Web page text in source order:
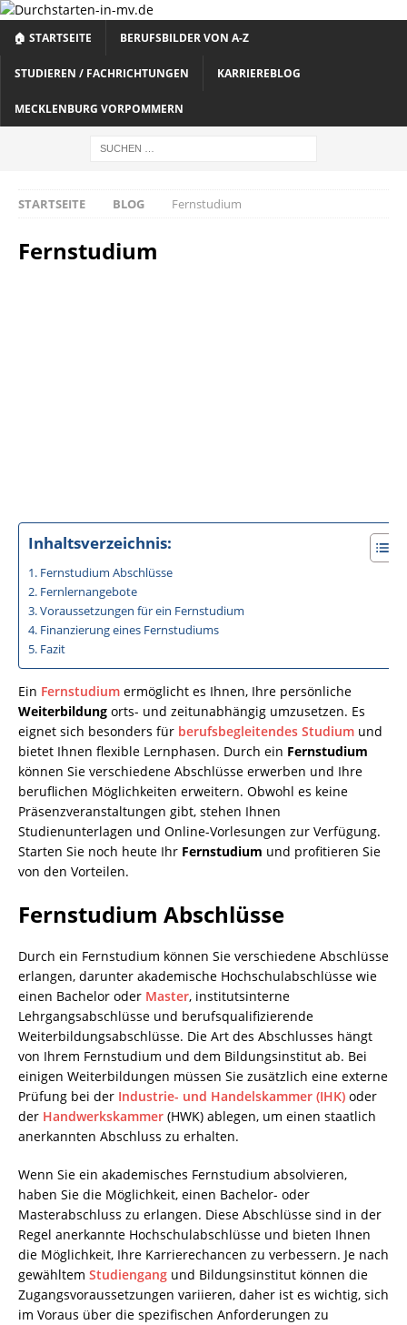
🏠 STARTSEITE BERUFSBILDER VON A-Z
STUDIEREN / FACHRICHTUNGEN KARRIEREBLOG
MECKLENBURG VORPOMMERN
STARTSEITE BLOG Fernstudium
Fernstudium
Inhaltsverzeichnis:
Fernstudium Abschlüsse
Fernlernangebote
Voraussetzungen für ein Fernstudium
Finanzierung eines Fernstudiums
Fazit
Ein Fernstudium ermöglicht es Ihnen, Ihre persönliche
Weiterbildung orts- und zeitunabhängig umzusetzen. Es
eignet sich besonders für berufsbegleitendes Studium und
bietet Ihnen flexible Lernphasen. Durch ein Fernstudium
können Sie verschiedene Abschlüsse erwerben und Ihre
beruflichen Möglichkeiten erweitern. Obwohl es keine
Präsenzveranstaltungen gibt, stehen Ihnen
Studienunterlagen und Online-Vorlesungen zur Verfügung.
Starten Sie noch heute Ihr Fernstudium und profitieren Sie
von den Vorteilen.
Fernstudium Abschlüsse
Durch ein Fernstudium können Sie verschiedene Abschlüsse
erlangen, darunter akademische Hochschulabschlüsse wie
einen Bachelor oder Master, institutsinterne
Lehrgangsabschlüsse und berufsqualifizierende
Weiterbildungsabschlüsse. Die Art des Abschlusses hängt
von Ihrem Fernstudium und dem Bildungsinstitut ab. Bei
einigen Weiterbildungen müssen Sie zusätzlich eine externe
Prüfung bei der Industrie- und Handelskammer (IHK) oder
der Handwerkskammer (HWK) ablegen, um einen staatlich
anerkannten Abschluss zu erhalten.
Wenn Sie ein akademisches Fernstudium absolvieren,
haben Sie die Möglichkeit, einen Bachelor- oder
Masterabschluss zu erlangen. Diese Abschlüsse sind in der
Regel anerkannte Hochschulabschlüsse und bieten Ihnen
die Möglichkeit, Ihre Karrierechancen zu verbessern. Je nach
gewähltem Studiengang und Bildungsinstitut können die
Zugangsvoraussetzungen variieren, daher ist es wichtig, sich
im Voraus über die spezifischen Anforderungen zu